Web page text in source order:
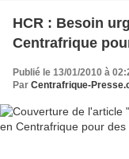
HCR : Besoin
Centrafrique
Publié le 13/01/2010 à
Par Centrafrique-